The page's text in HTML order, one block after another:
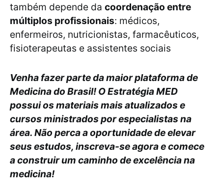
também depende da coordenação entre
múltiplos profissionais: médicos,
enfermeiros, nutricionistas, farmacêuticos,
fisioterapeutas e assistentes sociais
Venha fazer parte da maior plataforma de
Medicina do Brasil! O Estratégia MED
possui os materiais mais atualizados e
cursos ministrados por especialistas na
área. Não perca a oportunidade de elevar
seus estudos, inscreva-se agora e comece
a construir um caminho de excelência na
medicina!